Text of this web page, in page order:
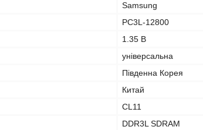
Samsung
PC3L-12800
1.35 В
універсальна
Південна Корея
Китай
CL11
DDR3L SDRAM